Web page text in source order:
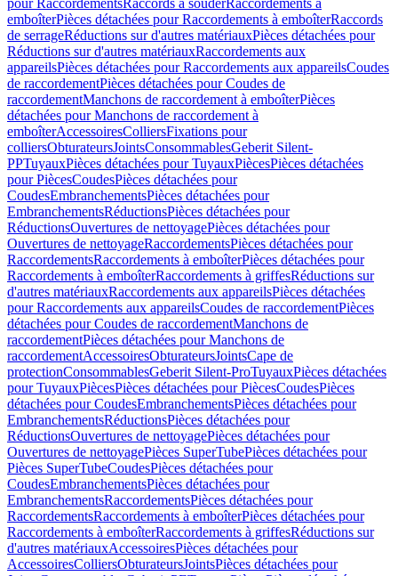
pour RaccordementsRaccords à souderRaccordements à
emboîterPièces détachées pour Raccordements à emboîterRaccords
de serrageRéductions sur d'autres matériauxPièces détachées pour
Réductions sur d'autres matériauxRaccordements aux
appareilsPièces détachées pour Raccordements aux appareilsCoudes
de raccordementPièces détachées pour Coudes de
raccordementManchons de raccordement à emboîterPièces
détachées pour Manchons de raccordement à
emboîterAccessoiresColliersFixations pour
colliersObturateursJointsConsommablesGeberit Silent-
PPTuyauxPièces détachées pour TuyauxPiècesPièces détachées
pour PiècesCoudesPièces détachées pour
CoudesEmbranchementsPièces détachées pour
EmbranchementsRéductionsPièces détachées pour
RéductionsOuvertures de nettoyagePièces détachées pour
Ouvertures de nettoyageRaccordementsPièces détachées pour
RaccordementsRaccordements à emboîterPièces détachées pour
Raccordements à emboîterRaccordements à griffesRéductions sur
d'autres matériauxRaccordements aux appareilsPièces détachées
pour Raccordements aux appareilsCoudes de raccordementPièces
détachées pour Coudes de raccordementManchons de
raccordementPièces détachées pour Manchons de
raccordementAccessoiresObturateursJointsCape de
protectionConsommablesGeberit Silent-ProTuyauxPièces détachées
pour TuyauxPiècesPièces détachées pour PiècesCoudesPièces
détachées pour CoudesEmbranchementsPièces détachées pour
EmbranchementsRéductionsPièces détachées pour
RéductionsOuvertures de nettoyagePièces détachées pour
Ouvertures de nettoyagePièces SuperTubePièces détachées pour
Pièces SuperTubeCoudesPièces détachées pour
CoudesEmbranchementsPièces détachées pour
EmbranchementsRaccordementsPièces détachées pour
RaccordementsRaccordements à emboîterPièces détachées pour
Raccordements à emboîterRaccordements à griffesRéductions sur
d'autres matériauxAccessoiresPièces détachées pour
AccessoiresColliersObturateursJointsPièces détachées pour